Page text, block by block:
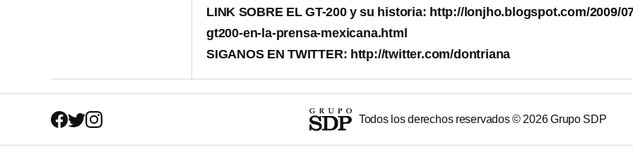
LINK SOBRE EL GT-200 y su historia: http://lonjho.blogspot.com/2009/
gt200-en-la-prensa-mexicana.html
SIGANOS EN TWITTER: http://twitter.com/dontriana
Todos los derechos reservados © 2026Grupo SDP